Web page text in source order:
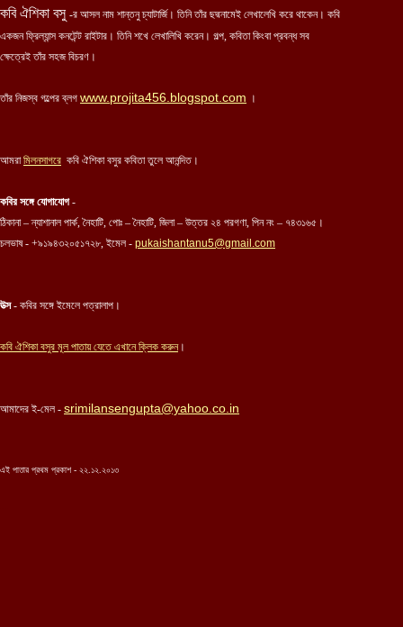
কবি ঐশিকা বসু -র আসল নাম শান্তনু চ্যাটার্জি। তিনি তাঁর ছদ্মনামেই লেখালেখি করে থাকেন। কবি
একজন ফ্রিল্যান্স কনটেন্ট রাইটার। তিনি শখে লেখালিখি করেন। গল্প, কবিতা কিংবা প্রবন্ধ সব
ক্ষেত্রেই তাঁর সহজ বিচরণ।
তাঁর নিজস্ব গল্পের ব্লগ www.projita456.blogspot.com ।
আমরামিলনসাগরে কবি ঐশিকা বসুর কবিতা তুলে আনন্দিত।
কবির সঙ্গে যোগাযোগ-
ঠিকানা – ন্যাশানাল পার্ক, নৈহাটি, পোঃ – নৈহাটি, জিলা – উত্তর ২৪ পরগণা, পিন নং – ৭৪৩১৬৫।
চলভাষ - +৯১৯৪৩২০৫১৭২৮, ইমেল - pukaishantanu5@gmail.com
উত্স- কবির সঙ্গে ইমেলে পত্রালাপ।
কবি ঐশিকা বসুর মূল পাতায় যেতে এখানে ক্লিক করুন।
আমাদের ই-মেল - srimilansengupta@yahoo.co.in
এই পাতার প্রথম প্রকাশ - ২২.১২.২০১৩